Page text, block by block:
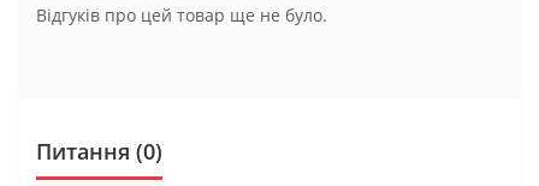
Відгуків про цей товар ще не було.
Питання (0)